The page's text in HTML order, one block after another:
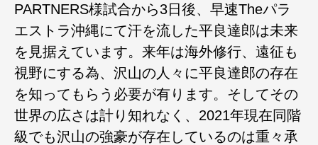
PARTNERS様試合から3日後、早速Theパラ
エストラ沖縄にて汗を流した平良達郎は未来
を見据えています。来年は海外修行、遠征も
視野にする為、沢山の人々に平良達郎の存在
を知ってもらう必要が有ります。そしてその
世界の広さは計り知れなく、2021年現在同階
級でも沢山の強豪が存在しているのは重々承